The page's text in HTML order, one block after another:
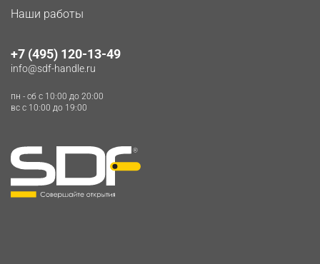
Наши работы
+7 (495) 120-13-49
info@sdf-handle.ru
пн - сб c 10:00 до 20:00
вс c 10:00 до 19:00